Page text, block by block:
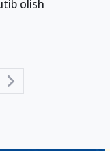
olish